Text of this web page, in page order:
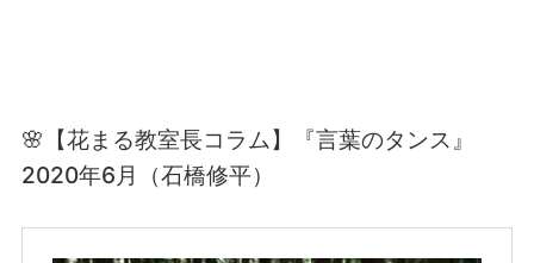
🌸【花まる教室長コラム】『言葉のタンス』
2020年6月（石橋修平）